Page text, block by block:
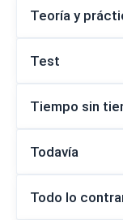
Teoría y
Test
Tiempo sin
Todavía
Todo lo